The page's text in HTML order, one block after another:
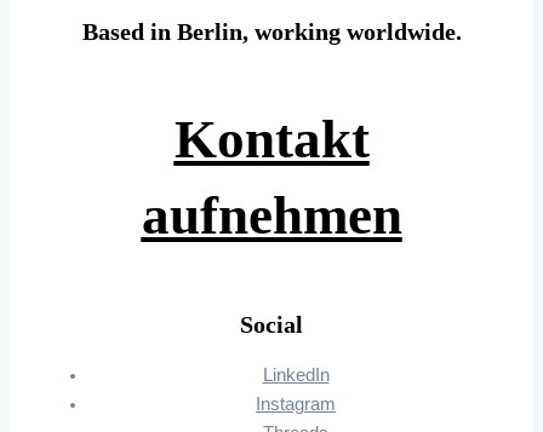
Based in Berlin, working worldwide.
Kontakt
aufnehmen
Social
LinkedIn
Instagram